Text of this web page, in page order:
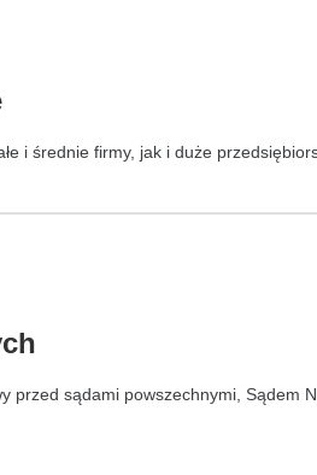
i średnie firmy, jak i duże
przed sądami powszechnymi, Sądem